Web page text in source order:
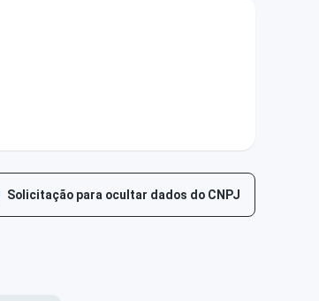
Solicitação para ocultar dados do CNPJ